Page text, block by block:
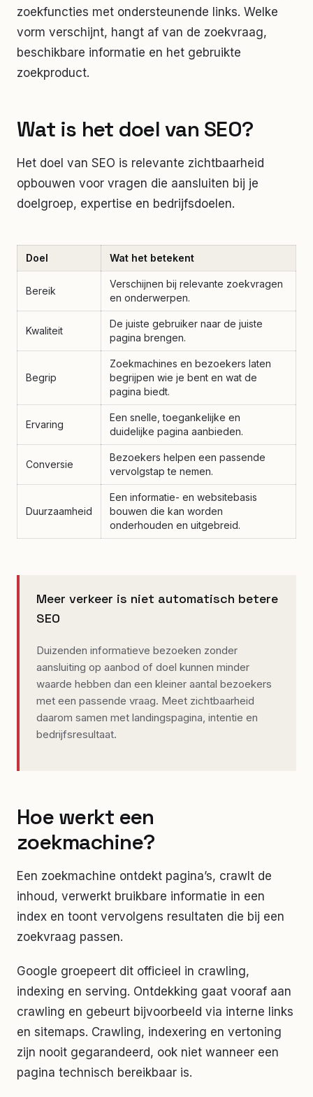
zoekfuncties met ondersteunende links. Welke
vorm verschijnt, hangt af van de zoekvraag,
beschikbare informatie en het gebruikte
zoekproduct.
Wat is het doel van SEO?
Het doel van SEO is relevante zichtbaarheid
opbouwen voor vragen die aansluiten bij je
doelgroep, expertise en bedrijfsdoelen.
Doel Wat het betekent
Bereik
Verschijnen bij relevante zoekvragen
en onderwerpen.
Kwaliteit
De juiste gebruiker naar de juiste
pagina brengen.
Begrip
Zoekmachines en bezoekers laten
begrijpen wie je bent en wat de
pagina biedt.
Ervaring
Een snelle, toegankelijke en
duidelijke pagina aanbieden.
Conversie
Bezoekers helpen een passende
vervolgstap te nemen.
Duurzaamheid
Een informatie- en websitebasis
bouwen die kan worden
onderhouden en uitgebreid.
Meer verkeer is niet automatisch betere
SEO
Duizenden informatieve bezoeken zonder
aansluiting op aanbod of doel kunnen minder
waarde hebben dan een kleiner aantal bezoekers
met een passende vraag. Meet zichtbaarheid
daarom samen met landingspagina, intentie en
bedrijfsresultaat.
Hoe werkt een
zoekmachine?
Een zoekmachine ontdekt pagina’s, crawlt de
inhoud, verwerkt bruikbare informatie in een
index en toont vervolgens resultaten die bij een
zoekvraag passen.
Google groepeert dit officieel in crawling,
indexing en serving. Ontdekking gaat vooraf aan
crawling en gebeurt bijvoorbeeld via interne links
en sitemaps. Crawling, indexering en vertoning
zijn nooit gegarandeerd, ook niet wanneer een
pagina technisch bereikbaar is.